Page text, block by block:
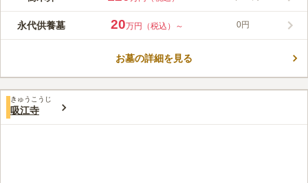
に行ける、利便性の高い墓苑です。 施設全体が比較的新しく、
の方も安心です。
永代供養墓 20万円（税込）～ 0円
お墓の詳細を見る
きゅうこうじ
吸江寺